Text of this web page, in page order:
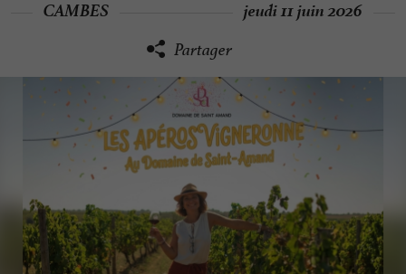
CAMBES jeudi 11 juin 2026
Partager